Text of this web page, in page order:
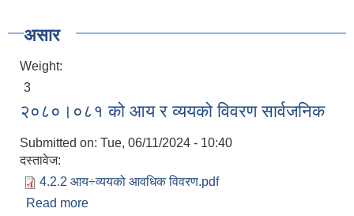
असार
Weight:
3
२०८०।०८१ को आय र व्ययको विवरण सार्वजनिक
Submitted on: Tue, 06/11/2024 - 10:40
दस्तावेज:
4.2.2 आय÷व्ययको आवधिक विवरण.pdf
Read more